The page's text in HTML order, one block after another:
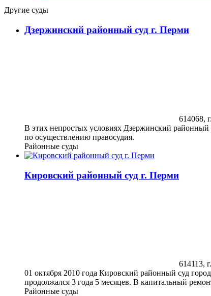
Другие суды
Дзержинский районный суд г. Перми
614068,
В этих непростых условиях Дзержинский районный
по осуществлению правосудия.
Районные суды
Кировский районный суд г. Перми
614113,
01 октября 2010 года Кировский районный суд
продолжался 3 года 5 месяцев. В капитальный
Районные суды